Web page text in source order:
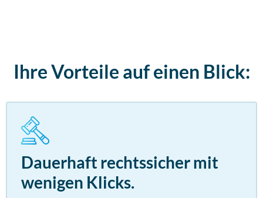
Ihre Vorteile auf einen Blick:
Dauerhaft rechtssicher mit
wenigen Klicks.